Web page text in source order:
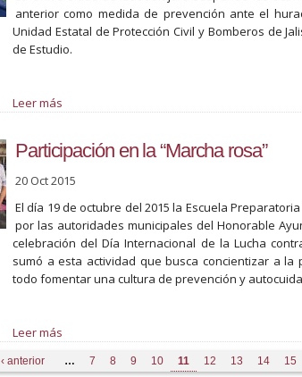
anterior como medida de prevención ante el
Unidad Estatal de Protección Civil y Bomberos de
de Estudio.
Leer más
Participación en la “Marcha rosa”
20 Oct 2015
El día 19 de octubre del 2015 la Escuela
por las autoridades municipales del Honorable
celebración del Día Internacional de la Lucha
sumó a esta actividad que busca concientizar a
todo fomentar una cultura de prevención y
Leer más
‹ anterior … 7 8 9 10 11 12 13 14 15